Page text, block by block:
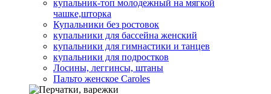
купальник-топ молодежный на мягкой
чашке,шторка
Купальники без ростовок
купальники для бассейна женский
купальники для гимнастики и танцев
купальники для подростков
Лосины, леггинсы, штаны
Пальто женское Caroles